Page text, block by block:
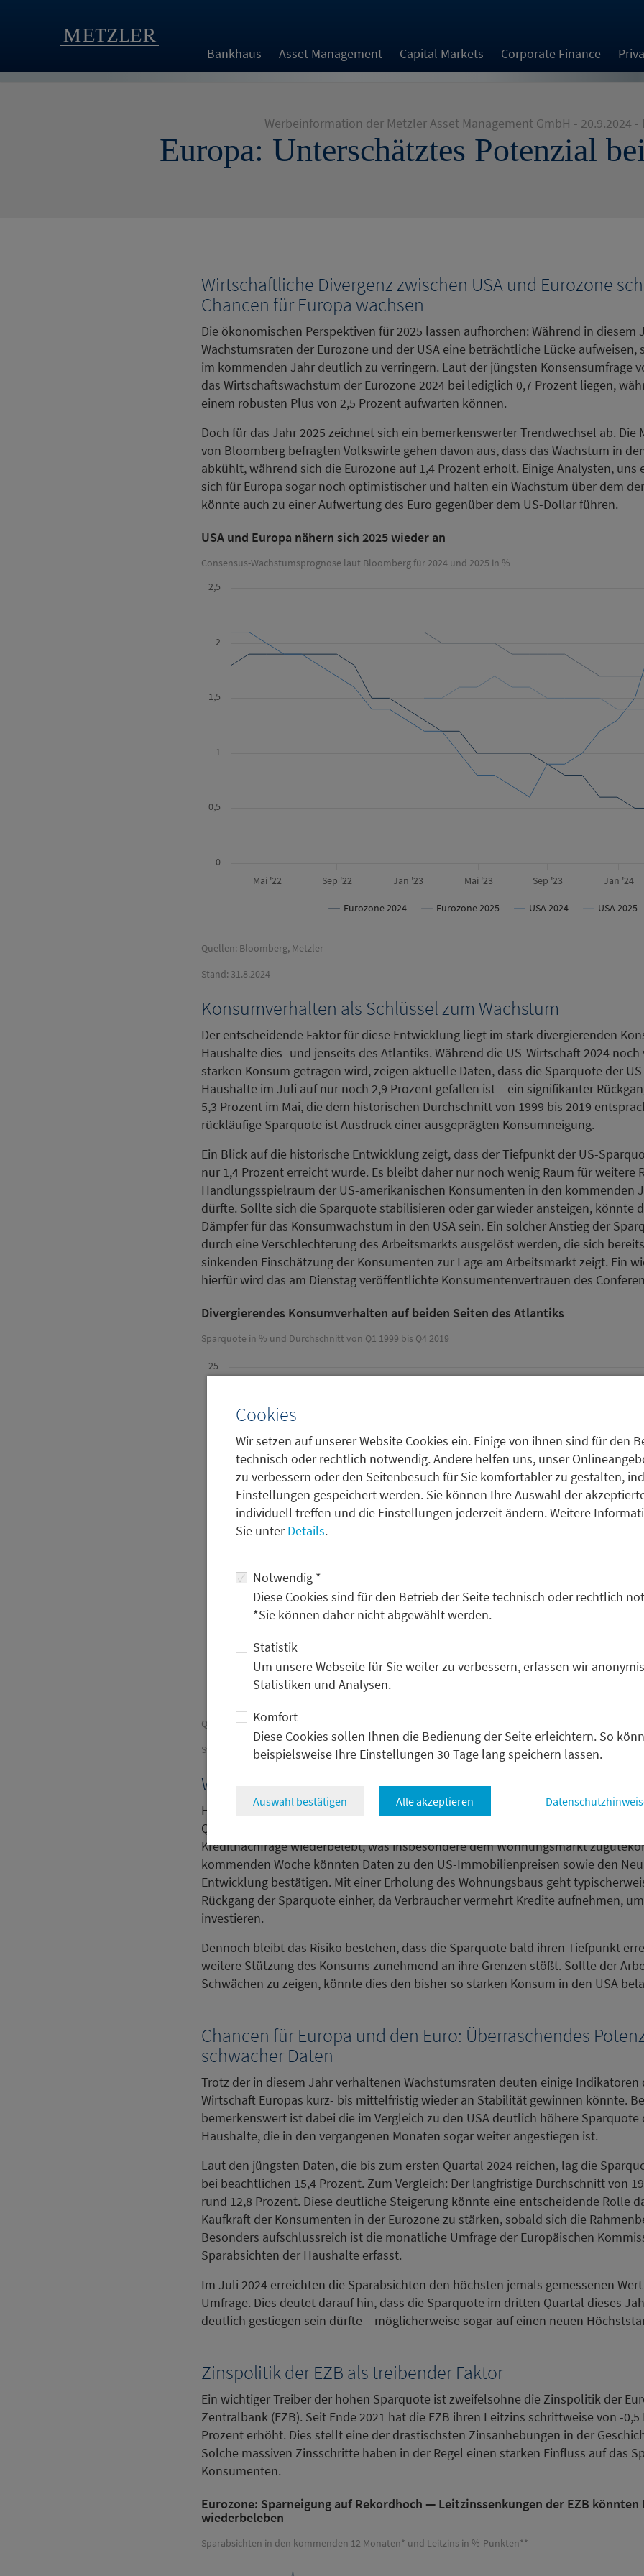
Cookies
Wir setzen auf unserer Website Cookies ein. Einige von ihnen sind für den
technisch oder rechtlich notwendig. Andere helfen uns, unser
zu verbessern oder den Seitenbesuch für Sie komfortabler zu gestalten,
Einstellungen gespeichert werden. Sie können Ihre Auswahl der
individuell treffen und die Einstellungen jederzeit ändern. Weitere
Sie unterDetails.
Notwendig *
Diese Cookies sind für den Betrieb der Seite technisch oder rechtlich
*Sie können daher nicht abgewählt werden.
Statistik
Um unsere Webseite für Sie weiter zu verbessern, erfassen wir
Statistiken und Analysen.
Komfort
Diese Cookies sollen Ihnen die Bedienung der Seite erleichtern. So
beispielsweise Ihre Einstellungen 30 Tage lang speichern lassen.
Auswahl bestätigen Alle akzeptieren
Bankhaus Asset Management Capital Markets Corporate Finance
Werbeinformation der Metzler Asset Management GmbH - 20.9.2024 -
Europa: Unterschätztes Potenzial
Wirtschaftliche Divergenz zwischen USA und Eurozone
Chancen für Europa wachsen
Die ökonomischen Perspektiven für 2025 lassen aufhorchen: Während in diesem
Wachstumsraten der Eurozone und der USA eine beträchtliche Lücke aufweisen,
im kommenden Jahr deutlich zu verringern. Laut der jüngsten Konsensumfrage
das Wirtschaftswachstum der Eurozone 2024 bei lediglich 0,7 Prozent liegen,
einem robusten Plus von 2,5 Prozent aufwarten können.
Doch für das Jahr 2025 zeichnet sich ein bemerkenswerter Trendwechsel ab. Die
von Bloomberg befragten Volkswirte gehen davon aus, dass das Wachstum in
abkühlt, während sich die Eurozone auf 1,4 Prozent erholt. Einige Analysten, uns
sich für Europa sogar noch optimistischer und halten ein Wachstum über dem
könnte auch zu einer Aufwertung des Euro gegenüber dem US-Dollar führen.
USA und Europa nähern sich 2025 wieder an
Consensus-Wachstumsprognose laut Bloomberg für 2024 und 2025 in %
Eurozone 2024 Eurozone 2025 USA 2024 USA 2025
Mai '22 Sep '22 Jan '23 Mai '23 Sep '23 Jan '24
0
0,5
1
1,5
2
2,5
Quellen: Bloomberg, Metzler
Stand: 31.8.2024
Konsumverhalten als Schlüssel zum Wachstum
Der entscheidende Faktor für diese Entwicklung liegt im stark divergierenden
Haushalte dies- und jenseits des Atlantiks. Während die US-Wirtschaft 2024
starken Konsum getragen wird, zeigen aktuelle Daten, dass die Sparquote der
Haushalte im Juli auf nur noch 2,9 Prozent gefallen ist – ein signifikanter
5,3 Prozent im Mai, die dem historischen Durchschnitt von 1999 bis 2019
rückläufige Sparquote ist Ausdruck einer ausgeprägten Konsumneigung.
Ein Blick auf die historische Entwicklung zeigt, dass der Tiefpunkt der US-
nur 1,4 Prozent erreicht wurde. Es bleibt daher nur noch wenig Raum für weitere
Handlungsspielraum der US-amerikanischen Konsumenten in den kommenden
dürfte. Sollte sich die Sparquote stabilisieren oder gar wieder ansteigen, könnte
Dämpfer für das Konsumwachstum in den USA sein. Ein solcher Anstieg der
durch eine Verschlechterung des Arbeitsmarkts ausgelöst werden, die sich
sinkenden Einschätzung der Konsumenten zur Lage am Arbeitsmarkt zeigt. Ein
hierfür wird das am Dienstag veröffentlichte Konsumentenvertrauen des
Divergierendes Konsumverhalten auf beiden Seiten des Atlantiks
Sparquote in % und Durchschnitt von Q1 1999 bis Q4 2019
Eurozone
2000
25
Quellen: Refinitiv Datastream, Metzler
Stand: 31.8.2024
Wohin steuert der US-Konsum?
Hinzu kommt, dass die hohen Erwartungen von mehreren Zinssenkungen in
Quartalen durch die US-Notenbank bereits erste Auswirkungen zeigt. Die
Kreditnachfrage wiederbelebt, was insbesondere dem Wohnungsmarkt
kommenden Woche könnten Daten zu den US-Immobilienpreisen sowie den
Entwicklung bestätigen. Mit einer Erholung des Wohnungsbaus geht
Rückgang der Sparquote einher, da Verbraucher vermehrt Kredite aufnehmen,
investieren.
Dennoch bleibt das Risiko bestehen, dass die Sparquote bald ihren Tiefpunkt
weitere Stützung des Konsums zunehmend an ihre Grenzen stößt. Sollte der
Schwächen zu zeigen, könnte dies den bisher so starken Konsum in den USA
Chancen für Europa und den Euro: Überraschendes
schwacher Daten
Trotz der in diesem Jahr verhaltenen Wachstumsraten deuten einige Indikatoren
Wirtschaft Europas kurz- bis mittelfristig wieder an Stabilität gewinnen könnte.
bemerkenswert ist dabei die im Vergleich zu den USA deutlich höhere Sparquote
Haushalte, die in den vergangenen Monaten sogar weiter angestiegen ist.
Laut den jüngsten Daten, die bis zum ersten Quartal 2024 reichen, lag die
bei beachtlichen 15,4 Prozent. Zum Vergleich: Der langfristige Durchschnitt von
rund 12,8 Prozent. Diese deutliche Steigerung könnte eine entscheidende Rolle
Kaufkraft der Konsumenten in der Eurozone zu stärken, sobald sich die
Besonders aufschlussreich ist die monatliche Umfrage der Europäischen
Sparabsichten der Haushalte erfasst.
Im Juli 2024 erreichten die Sparabsichten den höchsten jemals gemessenen
Umfrage. Dies deutet darauf hin, dass die Sparquote im dritten Quartal dieses
deutlich gestiegen sein dürfte – möglicherweise sogar auf einen neuen
Zinspolitik der EZB als treibender Faktor
Ein wichtiger Treiber der hohen Sparquote ist zweifelsohne die Zinspolitik der
Zentralbank (EZB). Seit Ende 2021 hat die EZB ihren Leitzins schrittweise von -0,5
Prozent erhöht. Dies stellt eine der drastischsten Zinsanhebungen in der
Solche massiven Zinsschritte haben in der Regel einen starken Einfluss auf das
Konsumenten.
Eurozone: Sparneigung auf Rekordhoch — Leitzinssenkungen der EZB könnten
wiederbeleben
Sparabsichten in den kommenden 12 Monaten* und Leitzins in %-Punkten**